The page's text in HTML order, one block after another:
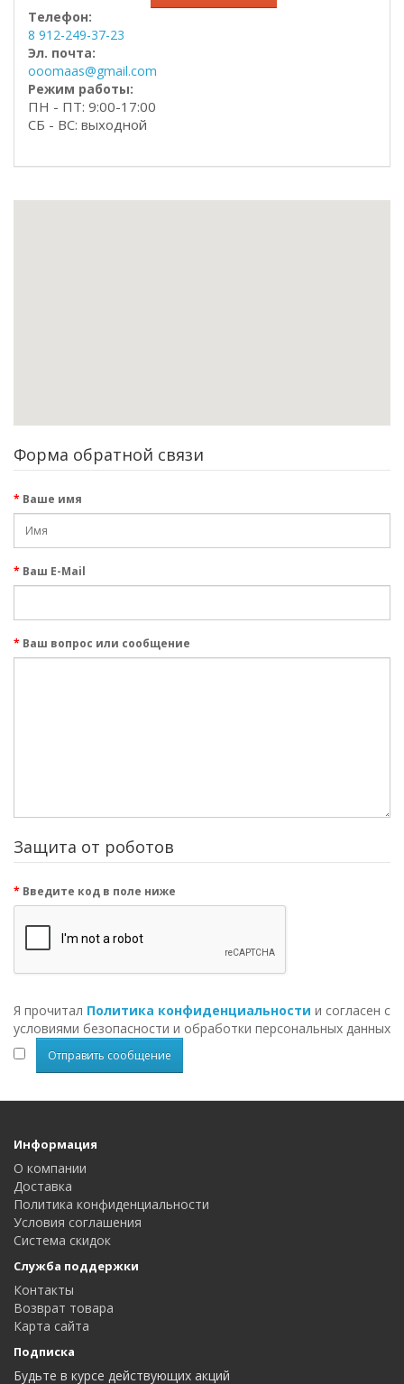
Телефон:
8 912-249-37-23
Эл. почта:
ooomaas@gmail.com
Режим работы:
ПН - ПТ: 9:00-17:00
СБ - ВС: выходной
Форма обратной связи
Ваше имя
Ваш E-Mail
Ваш вопрос или сообщение
Защита от роботов
Введите код в поле ниже
Я прочитал Политика конфиденциальности и согласен с
условиями безопасности и обработки персональных данных
Информация
О компании
Доставка
Политика конфиденциальности
Условия соглашения
Система скидок
Служба поддержки
Контакты
Возврат товара
Карта сайта
Подписка
Будьте в курсе действующих акций